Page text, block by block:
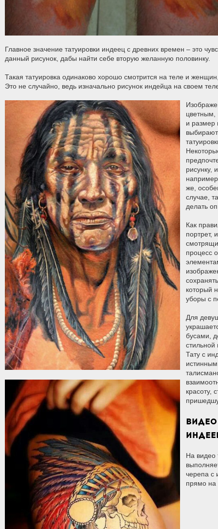
Главное значение татуировки индеец с древних времен – это
данный рисунок, дабы найти себе вторую желанную половинку.
Такая татуировка одинаково хорошо смотрится на теле и
Это не случайно, ведь изначально рисунок индейца на своем
цветным,
и размер
рисунку,
же,
случае,
делать
Как
портрет,
процесс
который
уборы с
Для
бусами,
стильной
Тату с
красоту,
На видео
черепа с
прямо на